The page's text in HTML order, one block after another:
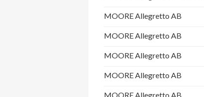
MOORE Allegretto AB
MOORE Allegretto AB
MOORE Allegretto AB
MOORE Allegretto AB
MOORE Allegretto AB